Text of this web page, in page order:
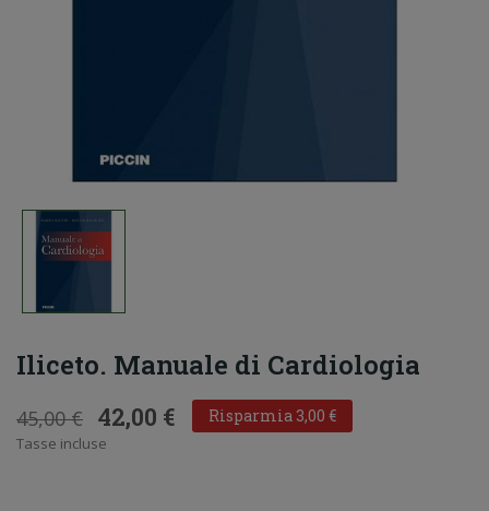
Iliceto. Manuale di Cardiologia
45,00 € 42,00 € Risparmia 3,00 €
Tasse incluse